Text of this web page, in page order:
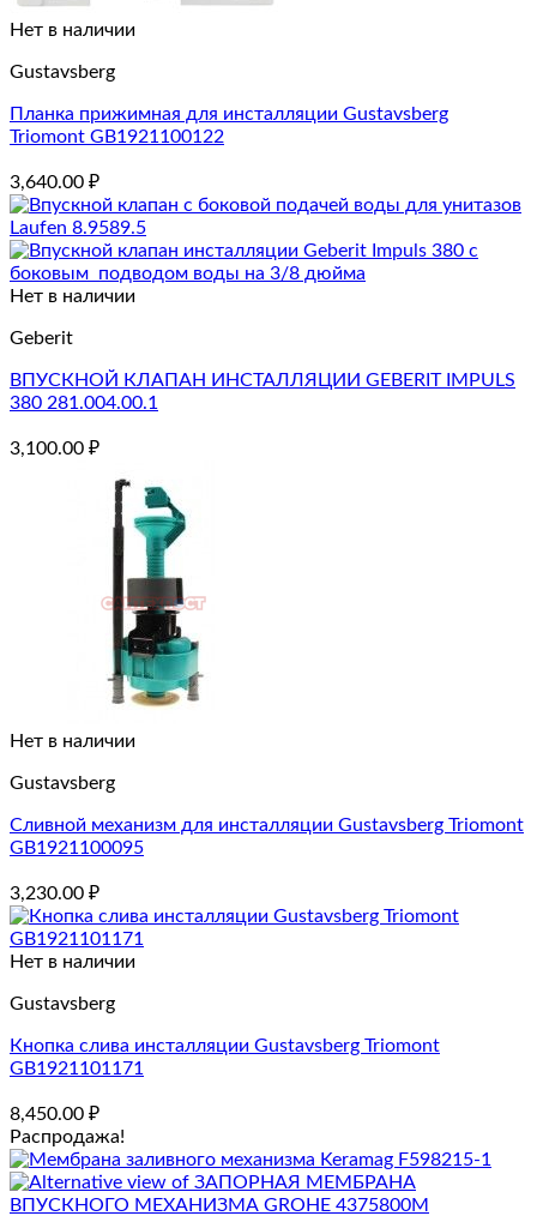
Нет в наличии
Gustavsberg
Планка прижимная для инсталляции Gustavsberg
Triomont GB1921100122
3,640.00 ₽
Нет в наличии
Geberit
ВПУСКНОЙ КЛАПАН ИНСТАЛЛЯЦИИ GEBERIT IMPULS
380 281.004.00.1
3,100.00 ₽
Нет в наличии
Gustavsberg
Сливной механизм для инсталляции Gustavsberg Triomont
GB1921100095
3,230.00 ₽
Нет в наличии
Gustavsberg
Кнопка слива инсталляции Gustavsberg Triomont
GB1921101171
8,450.00 ₽
Распродажа!